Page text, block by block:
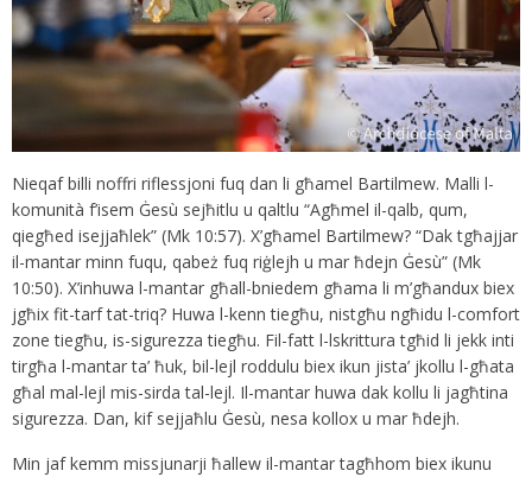
Nieqaf billi noffri riflessjoni fuq dan li għamel Bartilmew. Malli l-
komunità f’isem Ġesù sejħitlu u qaltlu “Agħmel il-qalb, qum,
qiegħed isejjaħlek” (Mk 10:57). X’għamel Bartilmew? “Dak tgħajjar
il-mantar minn fuqu, qabeż fuq riġlejh u mar ħdejn Ġesù” (Mk
10:50). X’inhuwa l-mantar għall-bniedem għama li m’għandux biex
jgħix fit-tarf tat-triq? Huwa l-kenn tiegħu, nistgħu ngħidu l-comfort
zone tiegħu, is-sigurezza tiegħu. Fil-fatt l-lskrittura tgħid li jekk inti
tirgħa l-mantar ta’ ħuk, bil-lejl roddulu biex ikun jista’ jkollu l-għata
għal mal-lejl mis-sirda tal-lejl. Il-mantar huwa dak kollu li jagħtina
sigurezza. Dan, kif sejjaħlu Ġesù, nesa kollox u mar ħdejh.
Min jaf kemm missjunarji ħallew il-mantar tagħhom biex ikunu